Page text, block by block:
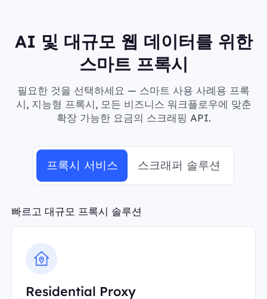
AI 및 대규모 웹 데이터를 위한
스마트 프록시
필요한 것을 선택하세요 — 스마트 사용 사례용 프록
시, 지능형 프록시, 모든 비즈니스 워크플로우에 맞춘
확장 가능한 요금의 스크래핑 API.
프록시 서비스 스크래퍼 솔루션
빠르고 대규모 프록시 솔루션
Residential Proxy